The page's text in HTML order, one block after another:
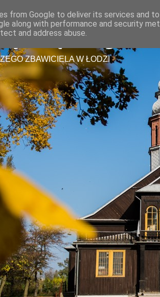
ZBAWICIELA W ŁODZI
from Google to deliver its services and
along with performance and security
and address abuse.